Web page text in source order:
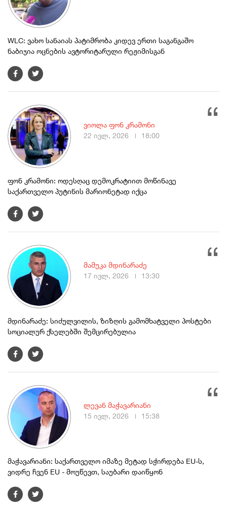
WLC: ვახო სანაიას პატიმრობა კიდევ ერთი საგანგაშო
ნაბიჯია ოცნების ავტორიტარული რეჟიმისგან
ფონ კრამონი: ოდესღაც დემოკრატიით მოწინავე
საქართველო პუტინის მარიონეტად იქცა
ვიოლა ფონ კრამონი
22 ივლ, 2026
18:00
მდინარაძე: სიძულვილის, ზიზღის გამომხატველი პოსტები
სოციალურ ქსელებში შემცირებულია
მამუკა მდინარაძე
17 ივლ, 2026
13:30
მაჭავარიანი: საქართველო იმაზე მეტად სჭირდება EU-ს,
ვიდრე ჩვენ EU - მოუწევთ, საუბარი დაიწყონ
ლევან მაჭავარიანი
15 ივლ, 2026
15:38